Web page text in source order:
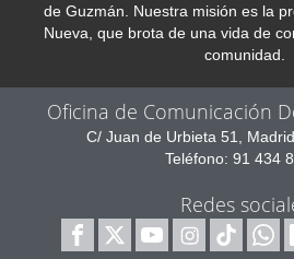
de Guzmán. Nuestra misión es la
Nueva, que brota de una vida de
comunidad.
Oficina de Comunicación
C/ Juan de Urbieta 51,
Teléfono: 91 434
Redes